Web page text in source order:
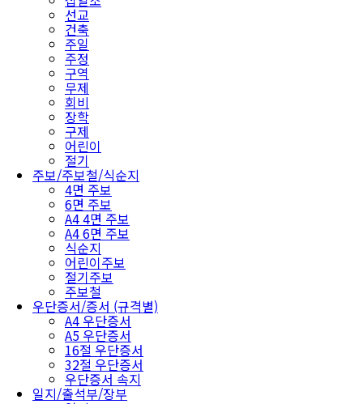
선교
건축
주일
주정
구역
무제
회비
장학
구제
어린이
절기
주보/주보철/식순지
4면 주보
6면 주보
A4 4면 주보
A4 6면 주보
식순지
어린이주보
절기주보
주보철
우단증서/증서 (규격별)
A4 우단증서
A5 우단증서
16절 우단증서
32절 우단증서
우단증서 속지
일지/출석부/장부